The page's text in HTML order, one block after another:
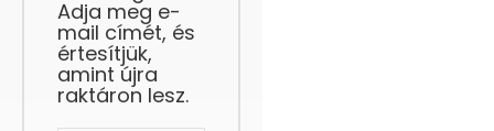
Adja meg e-
mail címét, és
értesítjük,
amint újra
raktáron lesz.